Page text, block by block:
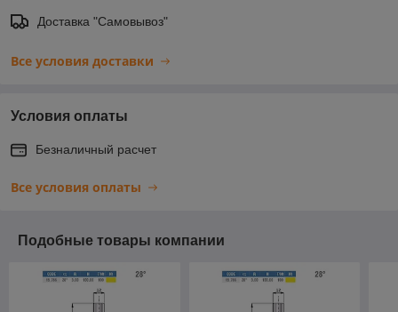
Доставка "Самовывоз"
Все условия доставки
Условия оплаты
Безналичный расчет
Все условия оплаты
Подобные товары компании